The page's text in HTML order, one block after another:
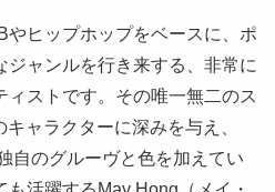
ヒップホップをベースに、ポ
ジャンルを行き来する、非常に
ィストです。その唯一無二のス
ャラクターに深みを与え、
自のグルーヴと色を加えてい